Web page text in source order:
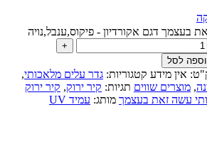
בעצמך דגם אקורדיון - פיקוס,ענבל,נויה
לסל
אין מידע קטגוריות: גדר עלים מלאכותי,
, מוצרים שווים תגיות: קיר ירוק, קיר ירוק
עשה זאת בעצמך מותג: עמיד UV